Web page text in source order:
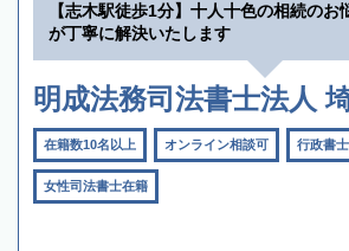
【志木駅徒歩1分】十人十色の相続のお
が丁寧に解決いたします
明成法務司法書士法人
在籍数10名以上 オンライン相談可 行政書
女性司法書士在籍